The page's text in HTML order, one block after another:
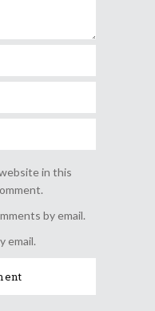
in this
by email.
email.